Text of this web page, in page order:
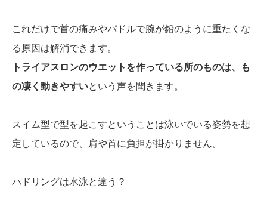
これだけで首の痛みやパドルで腕が鉛のように重たくな
る原因は解消できます。
トライアスロンのウエットを作っている所のものは、も
の凄く動きやすいという声を聞きます。
スイム型で型を起こすということは泳いでいる姿勢を想
定しているので、肩や首に負担が掛かりません。
パドリングは水泳と違う？